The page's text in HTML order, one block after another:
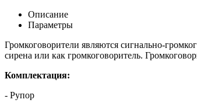
Описание
Параметры
Громкоговорители являются сигнально-
сирена или как громкоговоритель.
Комплектация:
- Рупор